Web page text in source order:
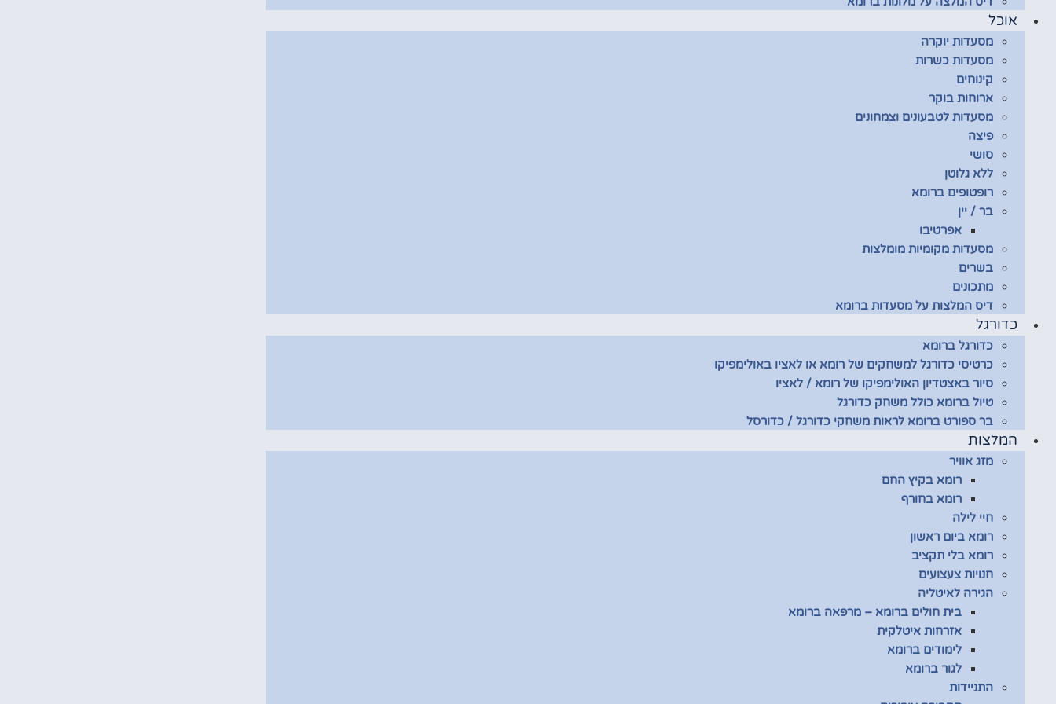
אוכל
מסעדות יוקרה
מסעדות כשרות
קינוחים
ארוחות בוקר
מסעדות לטבעונים וצמחונים
פיצה
סושי
ללא גלוטן
רופטופים ברומא
בר / יין
אפרטיבו
מסעדות מקומיות מומלצות
בשרים
מתכונים
דיס המלצות על מסעדות ברומא
כדורגל
כדורגל ברומא
כרטיסי כדורגל למשחקים של רומא או לאציו באולימפיקו
סיור באצטדיון האולימפיקו של רומא / לאציו
טיול ברומא כולל משחק כדורגל
בר ספורט ברומא לראות משחקי כדורגל / כדורסל
המלצות
מזג אוויר
רומא בקיץ החם
רומא בחורף
חיי לילה
רומא ביום ראשון
רומא בלי תקציב
חנויות צעצועים
הגירה לאיטליה
בית חולים ברומא – מרפאה ברומא
אזרחות איטלקית
לימודים ברומא
לגור ברומא
התניידות